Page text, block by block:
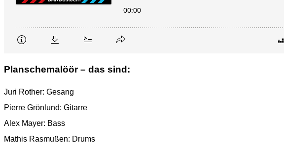
Planschemalöör – das sind:
Juri Rother: Gesang
Pierre Grönlund: Gitarre
Alex Mayer: Bass
Mathis Rasmußen: Drums